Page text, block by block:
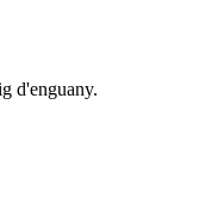
d'enguany.